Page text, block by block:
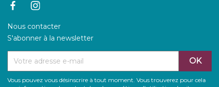
Facebook
Nous contacter
S'abonner à la newsletter
Vous pouvez vous désinscrire à tout moment. Vous trouverez pour cela